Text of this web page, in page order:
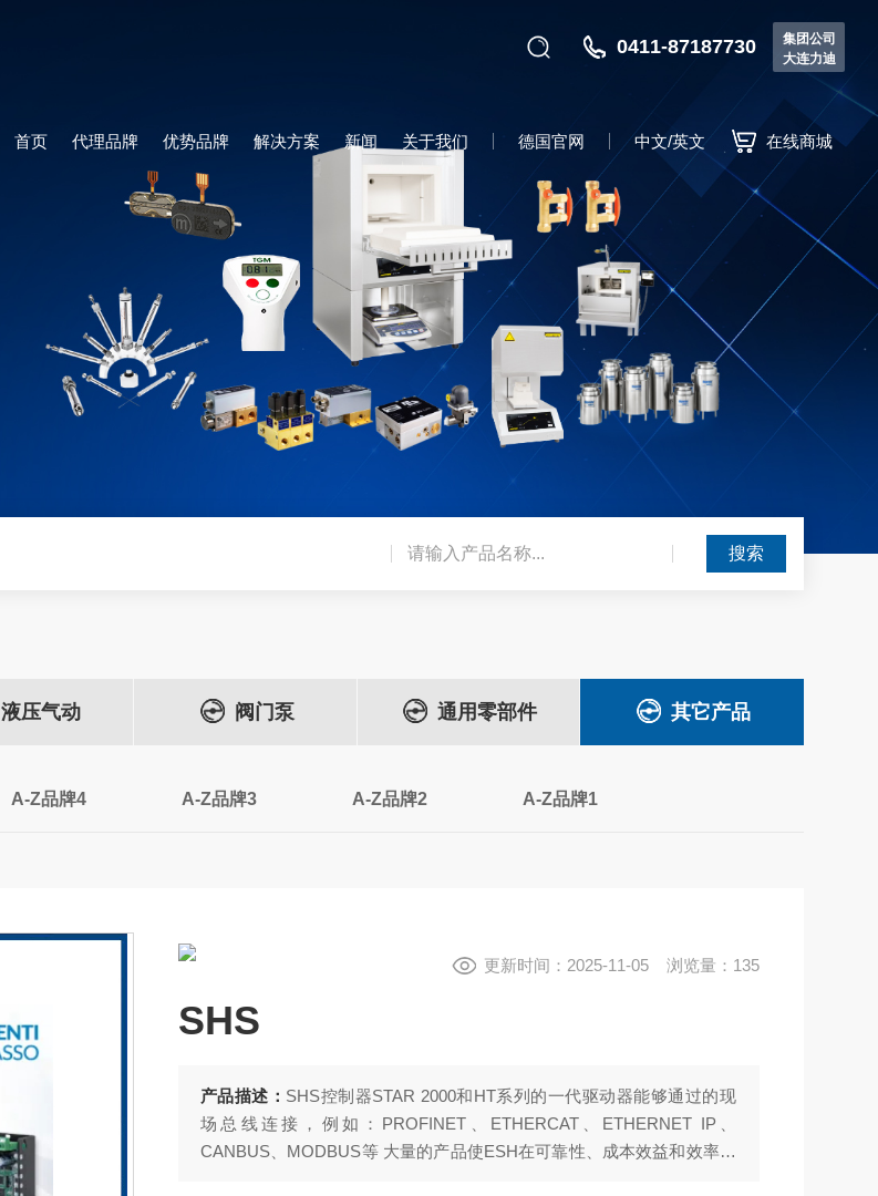
集团公司
大连力迪
0411-87187730
首页 代理品牌 优势品牌 解决方案 新闻 关于我们 德国官网 中文/英文 在线商城
液压气动 阀门泵 通用零部件 其它产品
A-Z品牌4 A-Z品牌3 A-Z品牌2 A-Z品牌1
SHS
更新时间：2025-11-05 浏览量：135
产品描述： SHS控制器STAR 2000和HT系列的一代驱动器能够通过的现
场总线连接，例如：PROFINET、ETHERCAT、ETHERNET IP、
CANBUS、MODBUS等 大量的产品使ESH在可靠性、成本效益和效率方